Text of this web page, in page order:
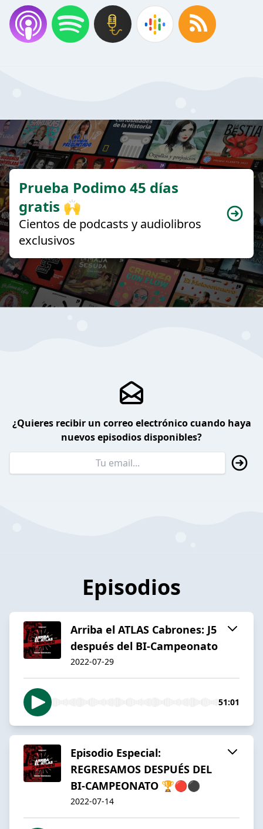
Prueba Podimo 45 días
gratis 🙌
Cientos de podcasts y audiolibros
exclusivos
¿Quieres recibir un correo electrónico cuando haya
nuevos episodios disponibles?
Episodios
Arriba el ATLAS Cabrones: J5
después del BI-Campeonato
2022-07-29
51:01
Episodio Especial:
REGRESAMOS DESPUÉS DEL
BI-CAMPEONATO 🏆🔴⚫️
2022-07-14